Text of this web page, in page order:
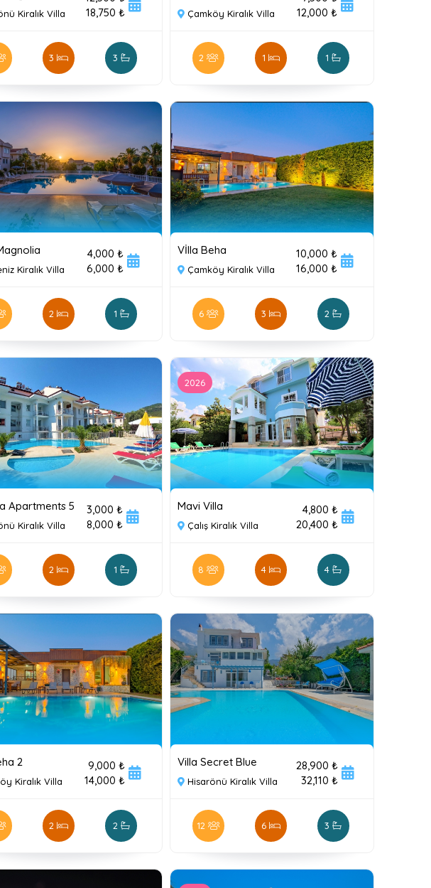
Kiralık Villa
18,750 ₺
3 3
Çamköy Kiralık Villa
12,000 ₺
2 1 1
Kiralık Villa
4,000 ₺
6,000 ₺
2 1
Vİlla Beha
Çamköy Kiralık Villa
10,000 ₺
16,000 ₺
6 3 2
Apartments 5
Kiralık Villa
3,000 ₺
8,000 ₺
2 1
2026
Mavi Villa
Çalış Kiralık Villa
4,800 ₺
20,400 ₺
8 4 4
2
Kiralık Villa
9,000 ₺
14,000 ₺
2 2
Villa Secret Blue
Hisarönü Kiralık Villa
28,900 ₺
32,110 ₺
12 6 3